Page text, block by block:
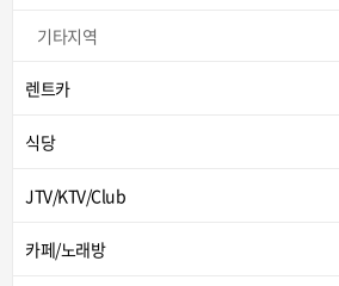
기타지역
렌트카
식당
JTV/KTV/Club
카페/노래방